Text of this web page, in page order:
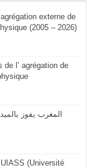
externe de
(2005 – 2026)
de l’ agrégation de
المغرب يفوز
(Université